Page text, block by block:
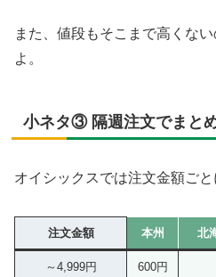
また、値段もそこまで高くな
よ。
小ネタ③ 隔週注文でまと
オイシックスでは注文金額ごと
注文金額 本州 北
～4,999円 600円